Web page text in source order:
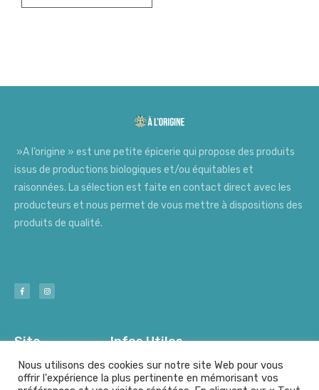
»A l’origine » est une petite épicerie qui propose des produits
issus de productions biologiques et/ou équitables et
raisonnées. La sélection est faite en contact direct avec les
producteurs et nous permet de vous mettre à dispositions des
produits de qualité.
Site Infos Utiles
Nous utilisons des cookies sur notre site Web pour vous
offrir l'expérience la plus pertinente en mémorisant vos